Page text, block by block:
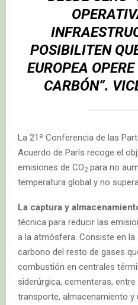
POSIBILITEN
EUROPEA
CARBÓN”.
La 21ª Conferencia de las
Acuerdo de París recoge el
emisiones de CO2 para no
temperatura global y no
La captura y
técnica para reducir las
a la atmósfera. Consiste en la
carbono del resto de gases
combustión en centrales
siderúrgica, cementeras,
transporte, almacenamiento